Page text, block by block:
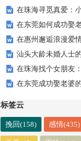
方：优花情缘真实用
在珠海寻觅真爱：
漫追爱之旅
在东莞如何成功娶
家为你支招
在惠州邂逅浪漫爱
秘诀汕头大龄未婚人士
地：优花情缘真实用
在珠海找个女朋友
爱情探险
在东莞成功娶老婆
标签云
挽回(158) 感情(435)